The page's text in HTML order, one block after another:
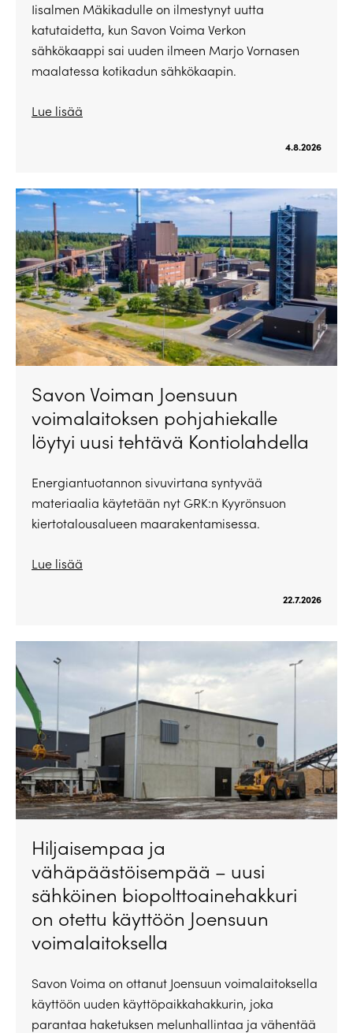
Iisalmen Mäkikadulle on ilmestynyt uutta
katutaidetta, kun Savon Voima Verkon
sähkökaappi sai uuden ilmeen Marjo Vornasen
maalatessa kotikadun sähkökaapin.
Lue lisää
4.8.2026
Savon Voiman Joensuun
voimalaitoksen pohjahiekalle
löytyi uusi tehtävä Kontiolahdella
Energiantuotannon sivuvirtana syntyvää
materiaalia käytetään nyt GRK:n Kyyrönsuon
kiertotalousalueen maarakentamisessa.
Lue lisää
22.7.2026
Hiljaisempaa ja
vähäpäästöisempää – uusi
sähköinen biopolttoainehakkuri
on otettu käyttöön Joensuun
voimalaitoksella
Savon Voima on ottanut Joensuun voimalaitoksella
käyttöön uuden käyttöpaikkahakkurin, joka
parantaa haketuksen melunhallintaa ja vähentää